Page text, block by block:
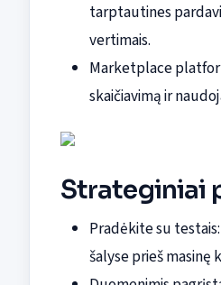
tarptautines
vertimais.
Marketplace
skaičiavimą ir
Strateginiai
Pradėkite su
šalyse prieš masinę